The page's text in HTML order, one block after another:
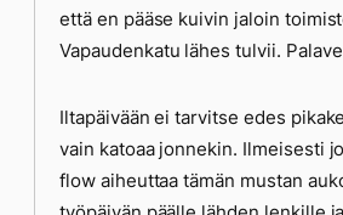
että en pääse kuivin jaloin
Vapaudenkatu lähes tulvii.
Iltapäivään ei tarvitse edes
vain katoaa jonnekin. Ilmeisesti
flow aiheuttaa tämän mustan